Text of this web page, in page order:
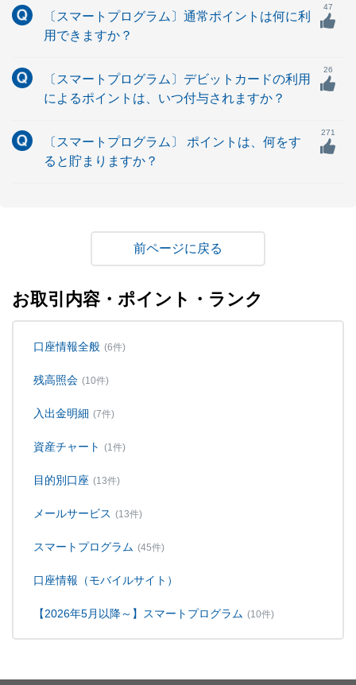
〔スマートプログラム〕通常ポイントは何に利
用できますか？
47
〔スマートプログラム〕デビットカードの利用
によるポイントは、いつ付与されますか？
26
〔スマートプログラム〕 ポイントは、何をす
ると貯まりますか？
271
戻る
お取引内容・ポイント・ランク
口座情報全般 (6件)
残高照会 (10件)
入出金明細 (7件)
資産チャート (1件)
目的別口座 (13件)
メールサービス (13件)
スマートプログラム (45件)
口座情報（モバイルサイト）
【2026年5月以降～】スマートプログラム (10件)